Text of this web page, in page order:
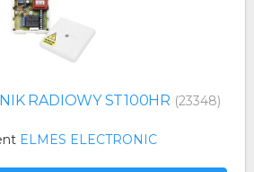
RADIOWY ST100HR (23348)
ELMES ELECTRONIC